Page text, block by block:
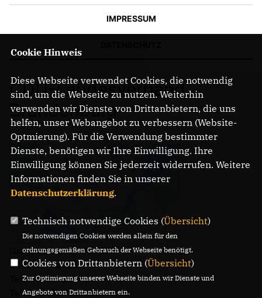
SATZUNG
PARTEIGESCHICHTE
PARTEIGERICHT
IN DER LANDESREGIERUNG
NEWSLETTER ABONNIEREN
BILDER
PROGRAMME
WICHTIGE BESCHLÜSSE DER CDU BRANDENBURG
PRESSE
SPENDEN
Mitglied werden
IMPRESSUM
CDU-Landesverband
Brandenburg
Gregor-Mendel-Straße 3
14469 Potsdam
Telefon: (0331) 620 14 - 0
Telefax: (0331) 620 14 - 14
Cookie Hinweis
Diese Webseite verwendet Cookies, die notwendig
sind, um die Webseite zu nutzen. Weiterhin
verwenden wir Dienste von Drittanbietern, die uns
helfen, unser Webangebot zu verbessern (Website-
Optmierung). Für die Verwendung bestimmter
Dienste, benötigen wir Ihre Einwilligung. Ihre
Einwilligung können Sie jederzeit widerrufen. Weitere
Informationen finden Sie in unserer
Datenschutzerklärung.
Technisch notwendige Cookies (Übersicht)
Die notwendigen Cookies werden allein für den
ordnungsgemäßen Gebrauch der Webseite benötigt.
Cookies von Drittanbietern (Übersicht)
Zur Optimierung unserer Webseite binden wir Dienste und
Angebote von Drittanbietern ein.